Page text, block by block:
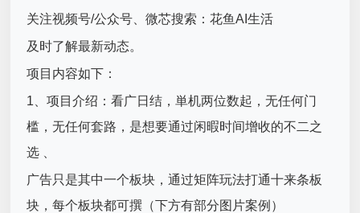
关注视频号/公众号、微芯搜索：花鱼AI生活
及时了解最新动态。
项目内容如下：
1、项目介绍：看广日结，単机两位数起，无任何门
槛，无任何套路，是想要通过闲暇时间增收的不二之
选 、
广告只是其中一个板块，通过矩阵玩法打通十来条板
块，每个板块都可撰（下方有部分图片案例）